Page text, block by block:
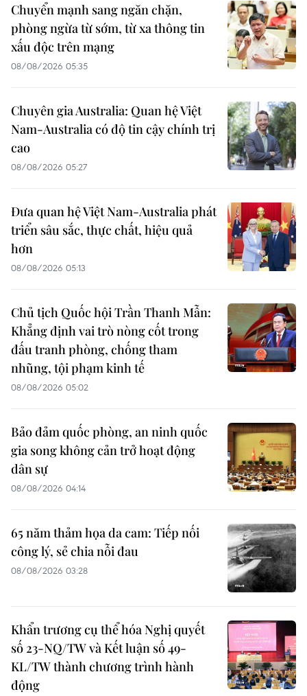
Chuyển mạnh sang ngăn chặn,
phòng ngừa từ sớm, từ xa thông tin
xấu độc trên mạng
08/08/2026 05:35
Chuyên gia Australia: Quan hệ Việt
Nam-Australia có độ tin cậy chính trị
cao
08/08/2026 05:27
Đưa quan hệ Việt Nam-Australia phát
triển sâu sắc, thực chất, hiệu quả
hơn
08/08/2026 05:13
Chủ tịch Quốc hội Trần Thanh Mẫn:
Khẳng định vai trò nòng cốt trong
đấu tranh phòng, chống tham
nhũng, tội phạm kinh tế
08/08/2026 05:02
Bảo đảm quốc phòng, an ninh quốc
gia song không cản trở hoạt động
dân sự
08/08/2026 04:14
65 năm thảm họa da cam: Tiếp nối
công lý, sẻ chia nỗi đau
08/08/2026 03:28
Khẩn trương cụ thể hóa Nghị quyết
số 23-NQ/TW và Kết luận số 49-
KL/TW thành chương trình hành
động